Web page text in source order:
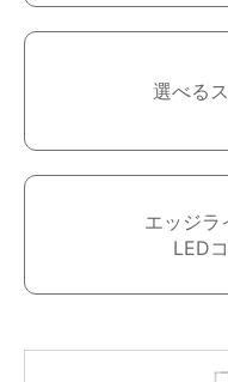
選べる
エッジラ
LED